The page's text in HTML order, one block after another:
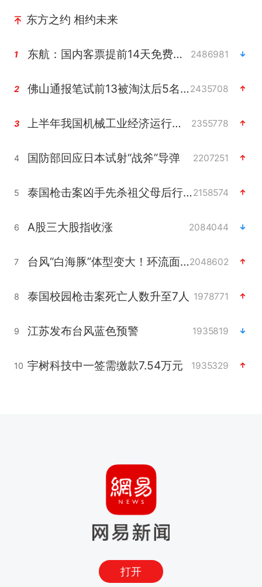
东方之约 相约未来
1 东航：国内客票提前14天免费退改 2486981
2 佛山通报笔试前13被淘汰后5名进体检2435708
3 上半年我国机械工业经济运行稳中有进 2355778
4 国防部回应日本试射“战斧”导弹 2207251
5 泰国枪击案凶手先杀祖父母后行凶2158574
6 A股三大股指收涨 2084044
7 台风“白海豚”体型变大！环流面积接近13个浙江那么大2048602
8 泰国校园枪击案死亡人数升至7人 1978771
9 江苏发布台风蓝色预警 1935819
10 宇树科技中一签需缴款7.54万元 1935329
打开